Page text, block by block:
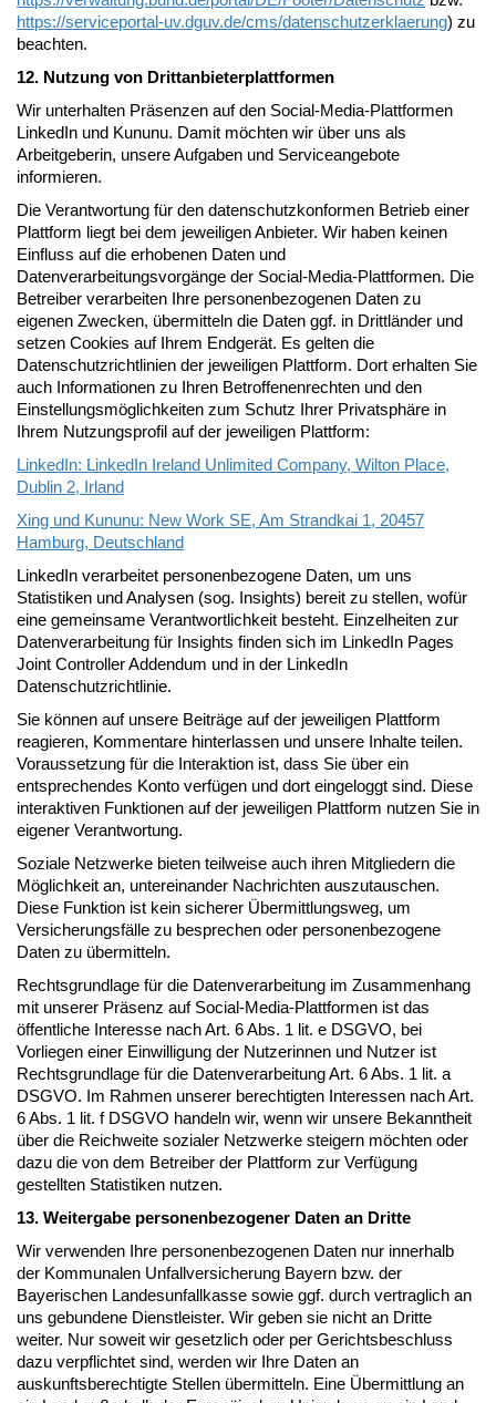
https://serviceportal-uv.dguv.de/cms/datenschutzerklaerung) zu
beachten.
12. Nutzung von Drittanbieterplattformen
Wir unterhalten Präsenzen auf den Social-Media-Plattformen
LinkedIn und Kununu. Damit möchten wir über uns als
Arbeitgeberin, unsere Aufgaben und Serviceangebote
informieren.
Die Verantwortung für den datenschutzkonformen Betrieb einer
Plattform liegt bei dem jeweiligen Anbieter. Wir haben keinen
Einfluss auf die erhobenen Daten und
Datenverarbeitungsvorgänge der Social-Media-Plattformen. Die
Betreiber verarbeiten Ihre personenbezogenen Daten zu
eigenen Zwecken, übermitteln die Daten ggf. in Drittländer und
setzen Cookies auf Ihrem Endgerät. Es gelten die
Datenschutzrichtlinien der jeweiligen Plattform. Dort erhalten Sie
auch Informationen zu Ihren Betroffenenrechten und den
Einstellungsmöglichkeiten zum Schutz Ihrer Privatsphäre in
Ihrem Nutzungsprofil auf der jeweiligen Plattform:
LinkedIn: LinkedIn Ireland Unlimited Company, Wilton Place,
Dublin 2, Irland
Xing und Kununu: New Work SE, Am Strandkai 1, 20457
Hamburg, Deutschland
LinkedIn verarbeitet personenbezogene Daten, um uns
Statistiken und Analysen (sog. Insights) bereit zu stellen, wofür
eine gemeinsame Verantwortlichkeit besteht. Einzelheiten zur
Datenverarbeitung für Insights finden sich im LinkedIn Pages
Joint Controller Addendum und in der LinkedIn
Datenschutzrichtlinie.
Sie können auf unsere Beiträge auf der jeweiligen Plattform
reagieren, Kommentare hinterlassen und unsere Inhalte teilen.
Voraussetzung für die Interaktion ist, dass Sie über ein
entsprechendes Konto verfügen und dort eingeloggt sind. Diese
interaktiven Funktionen auf der jeweiligen Plattform nutzen Sie in
eigener Verantwortung.
Soziale Netzwerke bieten teilweise auch ihren Mitgliedern die
Möglichkeit an, untereinander Nachrichten auszutauschen.
Diese Funktion ist kein sicherer Übermittlungsweg, um
Versicherungsfälle zu besprechen oder personenbezogene
Daten zu übermitteln.
Rechtsgrundlage für die Datenverarbeitung im Zusammenhang
mit unserer Präsenz auf Social-Media-Plattformen ist das
öffentliche Interesse nach Art. 6 Abs. 1 lit. e DSGVO, bei
Vorliegen einer Einwilligung der Nutzerinnen und Nutzer ist
Rechtsgrundlage für die Datenverarbeitung Art. 6 Abs. 1 lit. a
DSGVO. Im Rahmen unserer berechtigten Interessen nach Art.
6 Abs. 1 lit. f DSGVO handeln wir, wenn wir unsere Bekanntheit
über die Reichweite sozialer Netzwerke steigern möchten oder
dazu die von dem Betreiber der Plattform zur Verfügung
gestellten Statistiken nutzen.
13. Weitergabe personenbezogener Daten an Dritte
Wir verwenden Ihre personenbezogenen Daten nur innerhalb
der Kommunalen Unfallversicherung Bayern bzw. der
Bayerischen Landesunfallkasse sowie ggf. durch vertraglich an
uns gebundene Dienstleister. Wir geben sie nicht an Dritte
weiter. Nur soweit wir gesetzlich oder per Gerichtsbeschluss
dazu verpflichtet sind, werden wir Ihre Daten an
auskunftsberechtigte Stellen übermitteln. Eine Übermittlung an